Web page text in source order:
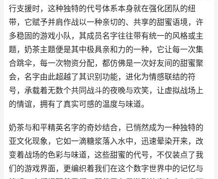
行支援时，这种独特的代号体系本身就在强化团队的纽
带，它赋予并肩作战以一种亲切的、共享的甜蜜语境，许
多稳固的游戏小队，其成员名字往往带有统一的风格或主
题，奶茶主题便是其中极具亲和力的一种，它让每一次集
合跳伞，每一次物资分配，都仿佛是一次好友间的甜蜜聚
会，名字由此超越了其识别功能，进化为情感联结的符
号，承载着无数个共同战斗的夜晚与欢笑，让虚拟战场上
的情谊，拥有了真实可感的温度与味道。
奶茶与和平精英名字的奇妙结合，已悄然成为一种独特的
亚文化现象，它如一滴糖浆落入水中，迅速晕染开来，改
变着战场的色彩与味道，这些甜蜜的代号，不仅装点了我
们的游戏界面，更编织着我们在这个数字世界中的记忆与